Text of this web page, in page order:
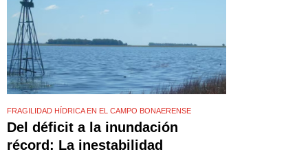
FRAGILIDAD HÍDRICA EN EL CAMPO BONAERENSE
Del déficit a la inundación
récord: La inestabilidad